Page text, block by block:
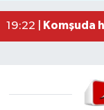
19:22 |
Komşuda